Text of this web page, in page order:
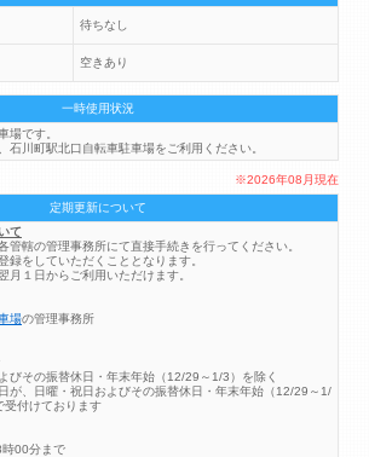
待ちなし
空きあり
一時使用状況
場です。
石川町駅北口自転車駐車場をご利用ください。
※2026年08月現在
定期更新について
て
管轄の管理事務所にて直接手続きを行ってください。
録をしていただくこととなります。
月１日からご利用いただけます。
場の管理事務所
びその振替休日・年末年始（12/29～1/3）を除く
が、日曜・祝日およびその振替休日・年末年始（12/29～1/
受付けております
時00分まで